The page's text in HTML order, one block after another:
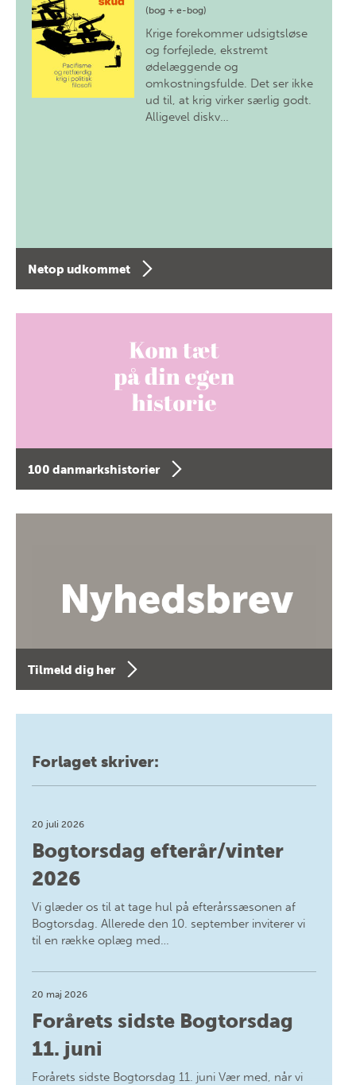
(bog + e-bog)
Krige forekommer udsigtsløse
og forfejlede, ekstremt
ødelæggende og
omkostningsfulde. Det ser ikke
ud til, at krig virker særlig godt.
Alligevel diskv…
Netop udkommet
100 danmarkshistorier
Tilmeld dig her
Forlaget skriver:
20 juli 2026
Bogtorsdag efterår/vinter
2026
Vi glæder os til at tage hul på efterårssæsonen af
Bogtorsdag. Allerede den 10. september inviterer vi
til en række oplæg med…
20 maj 2026
Forårets sidste Bogtorsdag
11. juni
Forårets sidste Bogtorsdag 11. juni Vær med, når vi